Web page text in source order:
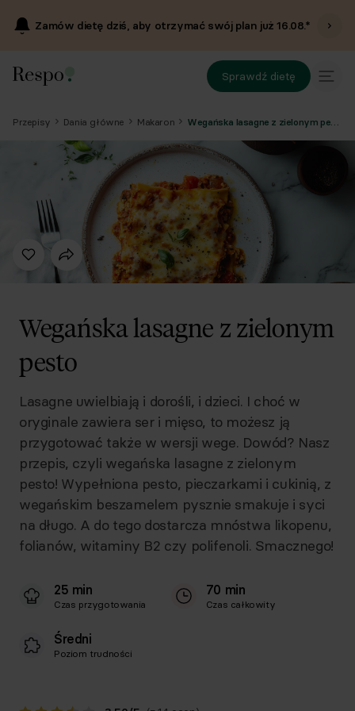
Zamów dietę dziś, aby otrzymać swój plan już16.08.*
Sprawdź dietę
Przepisy Dania główne Makaron
Wegańska lasagne z zielonym
pesto
Lasagne uwielbiają i dorośli, i dzieci. I choć w
oryginale zawiera ser i mięso, to możesz ją
przygotować także w wersji wege. Dowód? Nasz
przepis, czyli wegańska lasagne z zielonym
pesto! Wypełniona pesto, pieczarkami i cukinią, z
wegańskim beszamelem pysznie smakuje i syci
na długo. A do tego dostarcza mnóstwa likopenu,
folianów, witaminy B2 czy polifenoli. Smacznego!
25 min
Czas przygotowania
70 min
Czas całkowity
Średni
Poziom trudności